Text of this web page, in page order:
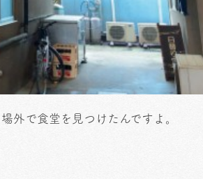
外で食堂を見つけたんですよ。